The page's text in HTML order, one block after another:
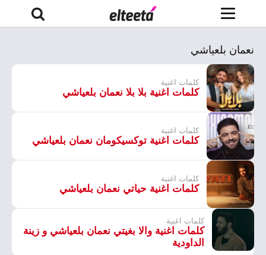
نعمان بلعياشي
كلمات اغنية
كلمات اغنية بلا بلا نعمان بلعياشي
كلمات اغنية
كلمات اغنية توكسيكومان نعمان بلعياشي
كلمات اغنية
كلمات اغنية حياتي نعمان بلعياشي
كلمات اغنية
كلمات اغنية والا بغيتي نعمان بلعياشي و زينة
الداودية